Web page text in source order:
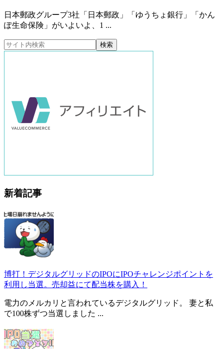
日本郵政グループ3社「日本郵政」「ゆうちょ銀行」「かん
ぽ生命保険」がいよいよ、1 ...
新着記事
博打！デジタルグリッドのIPOにIPOチャレンジポイントを
利用し当選。売却益にて配当株を購入！
電力のメルカリと言われているデジタルグリッド。 妻と私
で100株ずつ当選しました ...